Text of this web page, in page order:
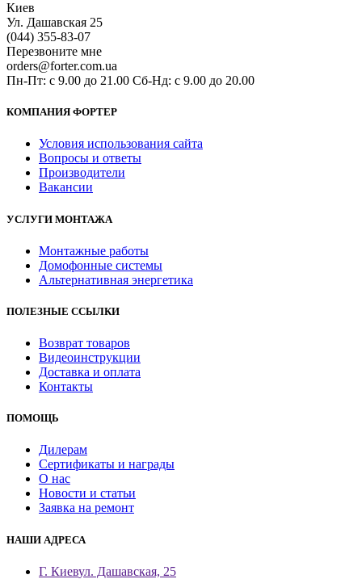
Киев
Ул. Дашавская 25
(044) 355-83-07
Перезвоните мне
orders@forter.com.ua
Пн-Пт: с 9.00 до 21.00 Сб-Нд: с 9.00 до 20.00
КОМПАНИЯ ФОРТЕР
Условия использования сайта
Вопросы и ответы
Производители
Вакансии
УСЛУГИ МОНТАЖА
Монтажные работы
Домофонные системы
Альтернативная энергетика
ПОЛЕЗНЫЕ ССЫЛКИ
Возврат товаров
Видеоинструкции
Доставка и оплата
Контакты
ПОМОЩЬ
Дилерам
Сертификаты и награды
О нас
Новости и статьи
Заявка на ремонт
НАШИ АДРЕСА
Г. Киевул. Дашавская, 25